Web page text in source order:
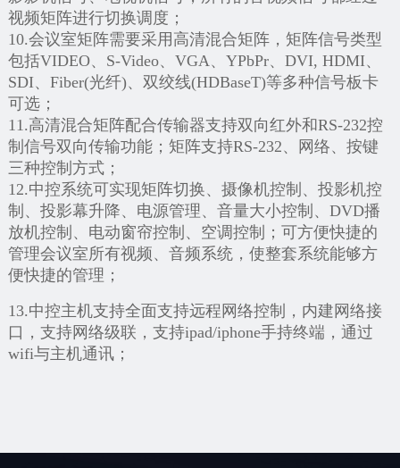
视频矩阵进行切换调度；
10.会议室矩阵需要采用高清混合矩阵，矩阵信号类型
包括VIDEO、S-Video、VGA、YPbPr、DVI, HDMI、
SDI、Fiber(光纤)、双绞线(HDBaseT)等多种信号板卡
可选；
11.高清混合矩阵配合传输器支持双向红外和RS-232控
制信号双向传输功能；矩阵支持RS-232、网络、按键
三种控制方式；
12.中控系统可实现矩阵切换、摄像机控制、投影机控
制、投影幕升降、电源管理、音量大小控制、DVD播
放机控制、电动窗帘控制、空调控制；可方便快捷的
管理会议室所有视频、音频系统，使整套系统能够方
便快捷的管理；
13.中控主机支持全面支持远程网络控制，内建网络接
口，支持网络级联，支持ipad/iphone手持终端，通过
wifi与主机通讯；